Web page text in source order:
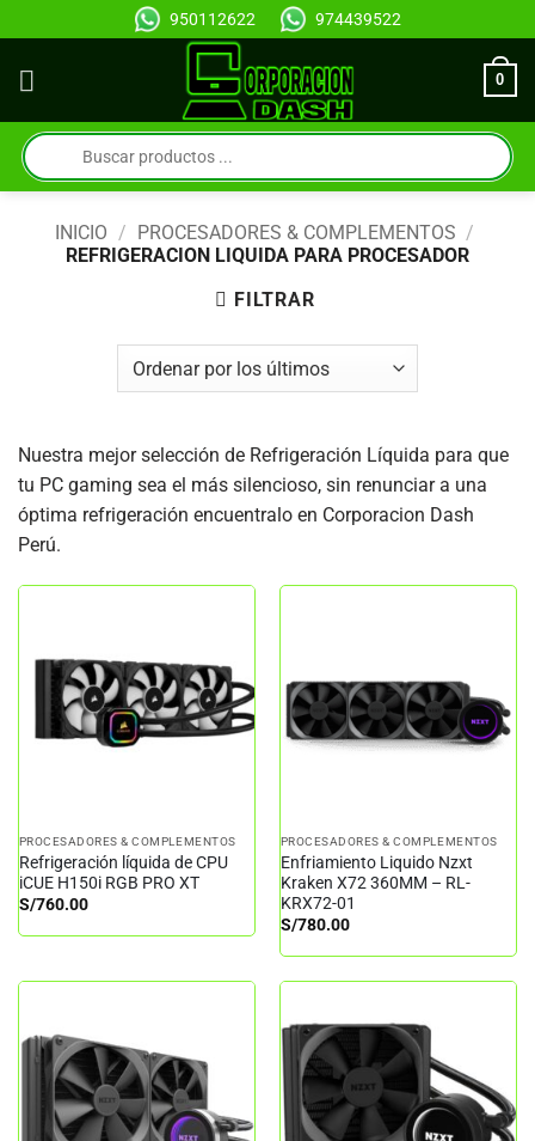
al
contenido
950112622 974439522
0
Búsqueda
de
productos
INICIO / PROCESADORES & COMPLEMENTOS /
REFRIGERACION LIQUIDA PARA PROCESADOR
FILTRAR
Nuestra mejor selección de Refrigeración Líquida para que
tu PC gaming sea el más silencioso, sin renunciar a una
óptima refrigeración encuentralo en Corporacion Dash
Perú.
PROCESADORES & COMPLEMENTOS
Refrigeración líquida de CPU
iCUE H150i RGB PRO XT
S/760.00
PROCESADORES & COMPLEMENTOS
Enfriamiento Liquido Nzxt
Kraken X72 360MM – RL-
KRX72-01
S/780.00